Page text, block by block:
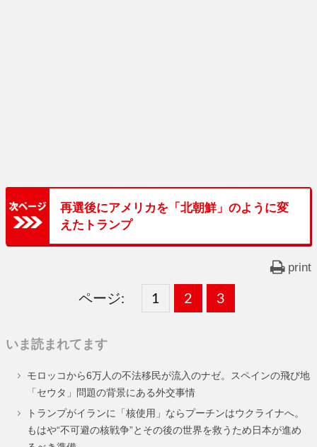
再選後にアメリカを「北朝鮮」のように変
えたトランプ
print
ページ:
固
ー
ジ
1 ,
固
ー
ジ
2 ,
固
ー
ジ
3
いま読まれてます
モロッコから6万人の不法移民が流入のナゼ。スペインの飛び地
「セウタ」問題の背景にある外交事情
トランプがイランに「核使用」ならプーチンはウクライナへ。
もはや“不可避の核戦争”とその後の世界を救うため日本が進め